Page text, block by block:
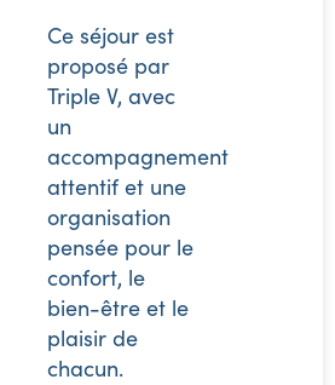
Ce séjour est
proposé par
Triple V, avec
un
accompagnement
attentif et une
organisation
pensée pour le
confort, le
bien-être et le
plaisir de
chacun.